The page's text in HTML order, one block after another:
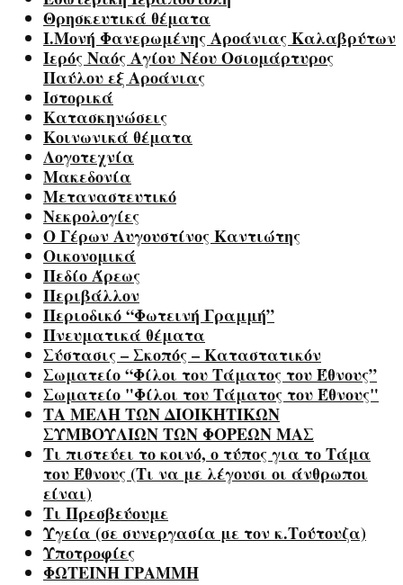
Θρησκευτικά θέματα
Ι.Μονή Φανερωμένης Αροάνιας Καλαβρύτων
Ιερός Ναός Αγίου Νέου Οσιομάρτυρος
Παύλου εξ Αροάνιας
Ιστορικά
Κατασκηνώσεις
Κοινωνικά θέματα
Λογοτεχνία
Μακεδονία
Μεταναστευτικό
Νεκρολογίες
Ο Γέρων Αυγουστίνος Καντιώτης
Οικονομικά
Πεδίο Άρεως
Περιβάλλον
Περιοδικό “Φωτεινή Γραμμή”
Πνευματικά θέματα
Σύστασις – Σκοπός – Καταστατικόν
Σωματείο “Φίλοι του Τάματος του Έθνους”
Σωματείο "Φίλοι του Τάματος του Έθνους"
ΤΑ ΜΕΛΗ ΤΩΝ ΔΙΟΙΚΗΤΙΚΩΝ
ΣΥΜΒΟΥΛΙΩΝ ΤΩΝ ΦΟΡΕΩΝ ΜΑΣ
Τι πιστεύει το κοινό, ο τύπος για το Τάμα
του Έθνους (Τι να με λέγουσι οι άνθρωποι
είναι)
Τι Πρεσβεύουμε
Υγεία (σε συνεργασία με τον κ.Τούτουζα)
Υποτροφίες
ΦΩΤΕΙΝΗ ΓΡΑΜΜΗ